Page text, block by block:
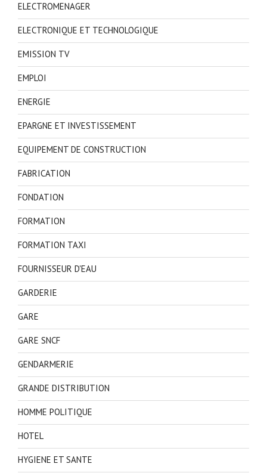
ELECTROMENAGER
ELECTRONIQUE ET TECHNOLOGIQUE
EMISSION TV
EMPLOI
ENERGIE
EPARGNE ET INVESTISSEMENT
EQUIPEMENT DE CONSTRUCTION
FABRICATION
FONDATION
FORMATION
FORMATION TAXI
FOURNISSEUR D'EAU
GARDERIE
GARE
GARE SNCF
GENDARMERIE
GRANDE DISTRIBUTION
HOMME POLITIQUE
HOTEL
HYGIENE ET SANTE